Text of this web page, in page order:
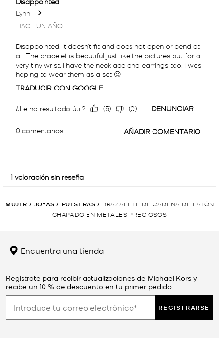
MUJER / JOYAS / PULSERAS / BRAZALETE DE CADENA DE LATÓN
CHAPADO EN METALES PRECIOSOS
Encuentra una tienda
Regístrate para recibir actualizaciones de Michael Kors y
recibe un 10 % de descuento en tu primer pedido.
REGISTRARSE